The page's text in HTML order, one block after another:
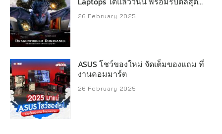
26 February 2025
ASUS โชว์ของใหม่ จัดเต็มของแถม ที่
งานคอมมาร์ต
26 February 2025